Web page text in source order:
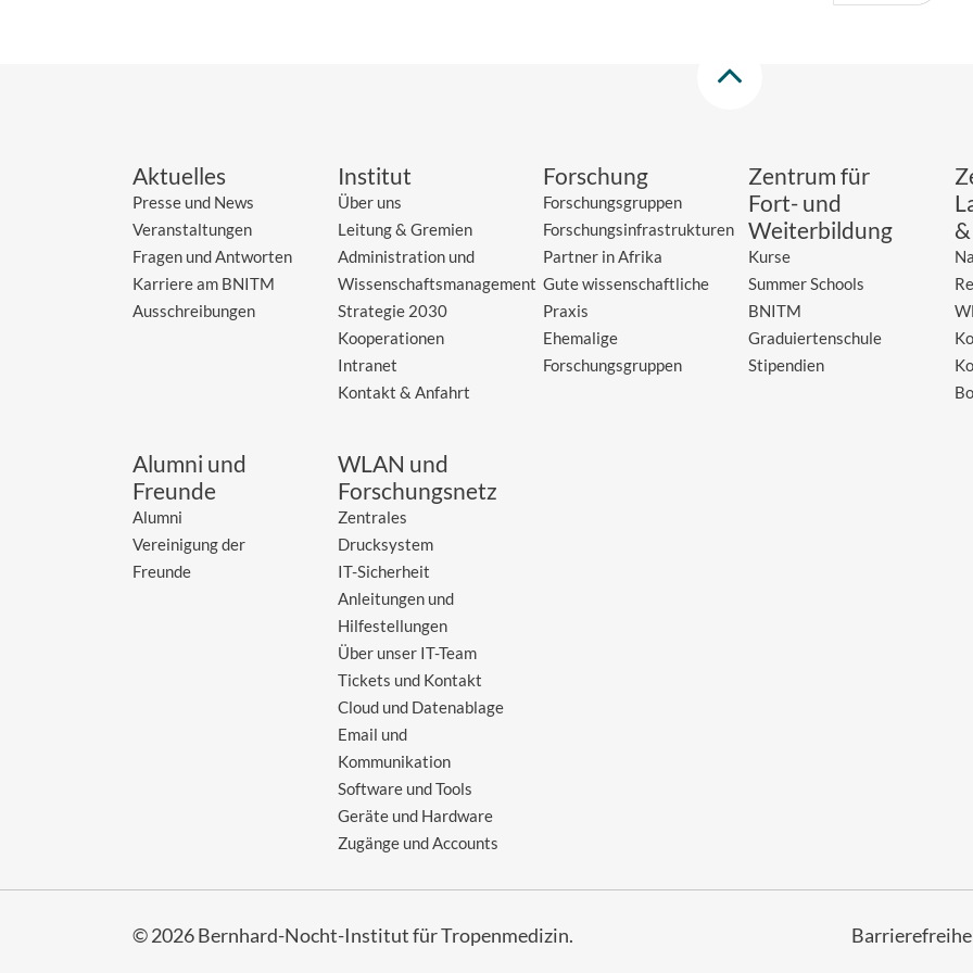
Aktuelles
Presse und News
Veranstaltungen
Fragen und Antworten
Karriere am BNITM
Ausschreibungen
Institut
Über uns
Leitung & Gremien
Administration und
Wissenschaftsmanagement
Strategie 2030
Kooperationen
Intranet
Kontakt & Anfahrt
Forschung
Forschungsgruppen
Forschungsinfrastrukturen
Partner in Afrika
Gute wissenschaftliche
Praxis
Ehemalige
Forschungsgruppen
Zentrum für
Fort- und
Weiterbildung
Kurse
Summer Schools
BNITM
Graduiertenschule
Stipendien
Alumni und
Freunde
Alumni
Vereinigung der
Freunde
WLAN und
Forschungsnetz
Zentrales
Drucksystem
IT-Sicherheit
Anleitungen und
Hilfestellungen
Über unser IT-Team
Tickets und Kontakt
Cloud und Datenablage
Email und
Kommunikation
Software und Tools
Geräte und Hardware
Zugänge und Accounts
© 2026 Bernhard-Nocht-Institut für Tropenmedizin.